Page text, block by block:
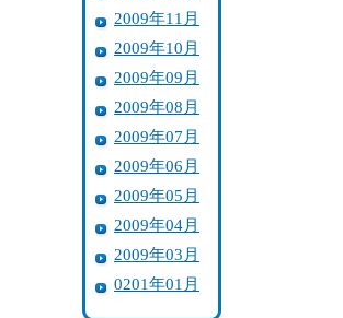
2009年11月
2009年10月
2009年09月
2009年08月
2009年07月
2009年06月
2009年05月
2009年04月
2009年03月
0201年01月